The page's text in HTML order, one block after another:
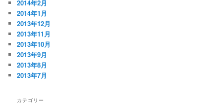
2014年2月
2014年1月
2013年12月
2013年11月
2013年10月
2013年9月
2013年8月
2013年7月
カテゴリー